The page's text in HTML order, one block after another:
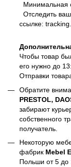
Минимальная
Отследить
ссылке:
Чтобы товар
его нужно до
Отправки
Обратите
PRESTOL,
забирают
собственного
получатель.
Некоторую
фабрик Mebel
Польши от 5 до